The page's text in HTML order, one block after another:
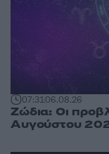
07:3106.08.26
Ζώδια: Οι
Αυγούστου